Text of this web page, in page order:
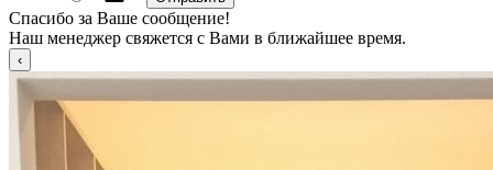
Спасибо за Ваше сообщение!
Наш менеджер свяжется с Вами в ближайшее время.